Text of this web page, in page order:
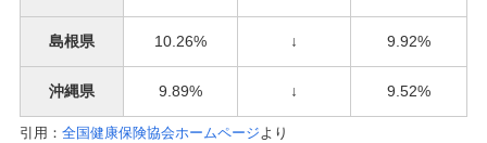
島根県 10.26% ↓ 9.92%
沖縄県 9.89% ↓ 9.52%
引用： 全国健康保険協会ホームページより